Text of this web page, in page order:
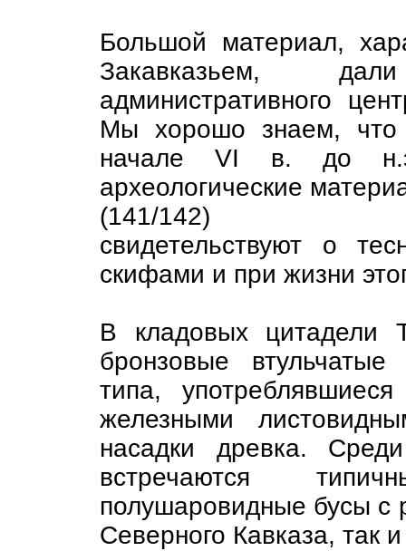
Большой материал,
Закавказьем,
административного
Мы хорошо знаем,
начале VI в. до
археологические
(141/142)
свидетельствуют о
скифами и при жизни
В кладовых цитадели
бронзовые втульчатые
типа,
железными
насадки древка.
встречаются
полушаровидные бусы с
Северного Кавказа, так